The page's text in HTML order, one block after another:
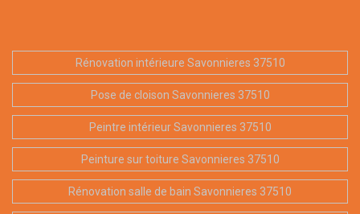
Rénovation intérieure Savonnieres 37510
Pose de cloison Savonnieres 37510
Peintre intérieur Savonnieres 37510
Peinture sur toiture Savonnieres 37510
Rénovation salle de bain Savonnieres 37510